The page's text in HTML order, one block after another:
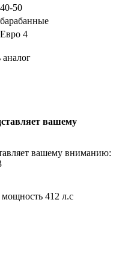
40-50
барабанные
Евро 4
вашему
вашему вниманию:
412 л.с